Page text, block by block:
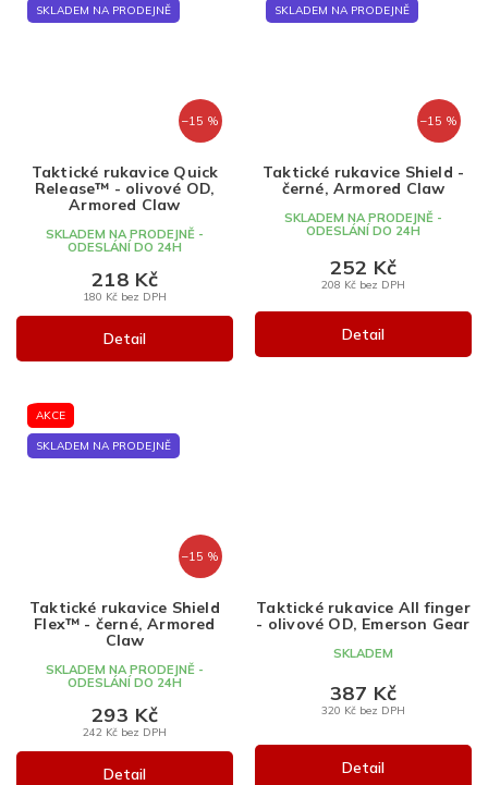
SKLADEM NA PRODEJNĚ
–15 %
Taktické rukavice Quick
Release™ - olivové OD,
Armored Claw
SKLADEM NA PRODEJNĚ -
ODESLÁNÍ DO 24H
180 Kč bez DPH
218 Kč
Detail
SKLADEM NA PRODEJNĚ
–15 %
Taktické rukavice Shield -
černé, Armored Claw
SKLADEM NA PRODEJNĚ -
ODESLÁNÍ DO 24H
208 Kč bez DPH
252 Kč
Detail
AKCE
SKLADEM NA PRODEJNĚ
–15 %
Taktické rukavice Shield
Flex™ - černé, Armored
Claw
SKLADEM NA PRODEJNĚ -
ODESLÁNÍ DO 24H
242 Kč bez DPH
293 Kč
Detail
Taktické rukavice All finger
- olivové OD, Emerson Gear
SKLADEM
320 Kč bez DPH
387 Kč
Detail